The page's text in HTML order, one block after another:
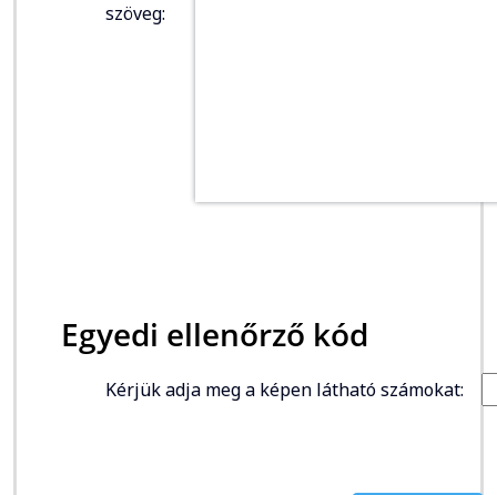
szöveg:
Egyedi ellenőrző kód
Kérjük adja meg a képen látható számokat: